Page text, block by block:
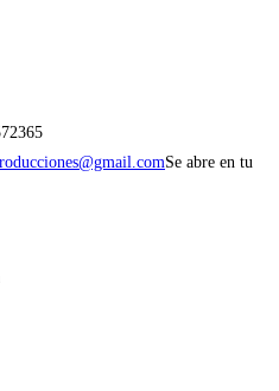
Se abre en tu